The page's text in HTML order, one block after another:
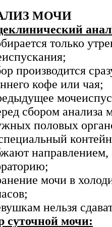
МОЧИ
только
производится
кофе или чая;
сбором анализа
половых
мочи в
нельзя
суточной мочи: